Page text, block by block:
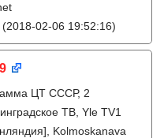
(2018-02-06 19:52:16)
ЦТ СССР, 2
ТВ, Yle TV1
Kolmoskanava